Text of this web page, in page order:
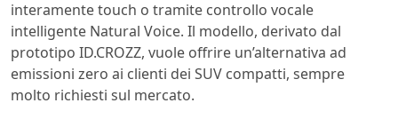
interamente touch o tramite controllo vocale
intelligente Natural Voice. Il modello, derivato dal
prototipo ID.CROZZ, vuole offrire un’alternativa ad
emissioni zero ai clienti dei SUV compatti, sempre
molto richiesti sul mercato.